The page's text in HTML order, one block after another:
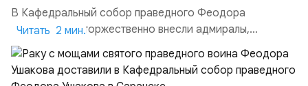
В Кафедральный собор праведного Феодора
Ушакова раку торжественно внесли адмиралы,
участвовавшие в канонизации святого праведного
воина Феодора Ушакова 25 лет назад:Адмирал
Владимир Прокофьевич Валуев, командующий
Читать 2 мин.